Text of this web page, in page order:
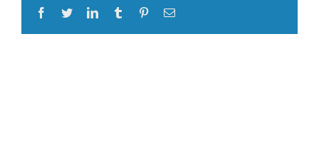
Facebook
TwitterLinkedInTumblr PinterestEmail